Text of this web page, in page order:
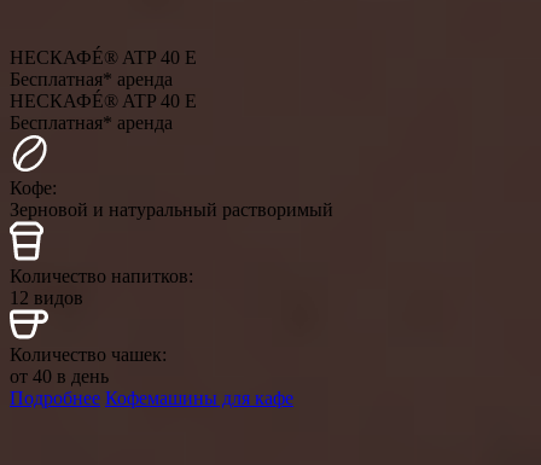
НЕСКАФÉ® ATP 40 E
Бесплатная* аренда
НЕСКАФÉ® ATP 40 E
Бесплатная* аренда
Кофе:
Зерновой и натуральный растворимый
Количество напитков:
12 видов
Количество чашек:
от 40 в день
Подробнее Кофемашины для кафе